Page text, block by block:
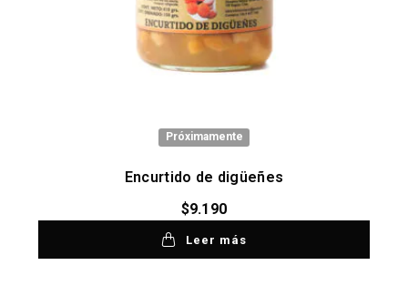
Próximamente
Encurtido de digüeñes
$9.190
Leer más